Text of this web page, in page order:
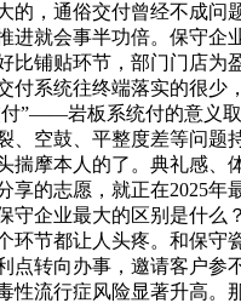
的，通俗交付曾经不成问
进就会事半功倍。保守企
比铺贴环节，部门门店为
付系统往终端落实的很少
付”——岩板系统付的意义
、空鼓、平整度差等问题
揣摩本人的了。典礼感、
享的志愿，就正在2025年
守企业最大的区别是什么
环节都让人头疼。和保守
点转向办事，邀请客户参
性流行症风险显著升高。